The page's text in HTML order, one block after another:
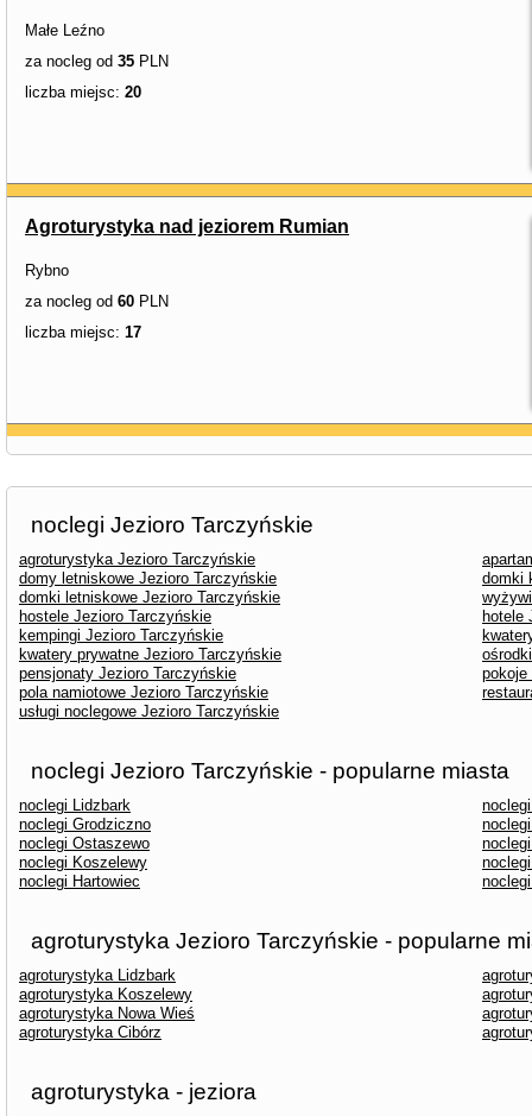
Małe Leźno
za nocleg od 35 PLN
liczba miejsc: 20
Agroturystyka nad jeziorem Rumian
Rybno
za nocleg od 60 PLN
liczba miejsc: 17
noclegi Jezioro Tarczyńskie
agroturystyka Jezioro Tarczyńskie
domy letniskowe Jezioro Tarczyńskie
domki
domki letniskowe Jezioro Tarczyńskie
hostele Jezioro Tarczyńskie
hotele
kempingi Jezioro Tarczyńskie
kwatery prywatne Jezioro Tarczyńskie
pensjonaty Jezioro Tarczyńskie
pokoje
pola namiotowe Jezioro Tarczyńskie
usługi noclegowe Jezioro Tarczyńskie
noclegi Jezioro Tarczyńskie - popularne miasta
noclegi Lidzbark
noclegi Grodziczno
noclegi Ostaszewo
noclegi Koszelewy
noclegi Hartowiec
agroturystyka Jezioro Tarczyńskie - popularne
agroturystyka Lidzbark
agroturystyka Koszelewy
agroturystyka Nowa Wieś
agroturystyka Cibórz
agroturystyka - jeziora